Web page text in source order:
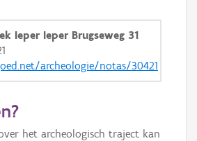
Ieper Ieper Brugseweg 31
archeologie/notas/30421
het archeologisch traject kan